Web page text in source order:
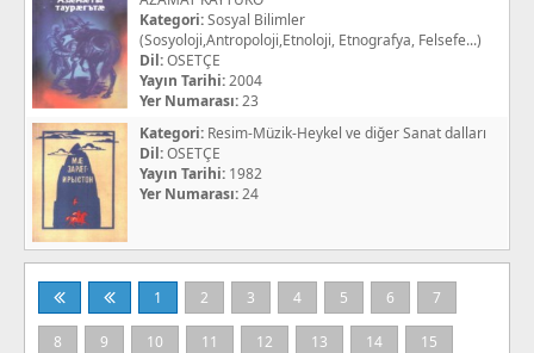
Kategori:Sosyal Bilimler
(Sosyoloji,Antropoloji,Etnoloji, Etnografya, Felsefe...)
Dil:OSETÇE
Yayın Tarihi:2004
Yer Numarası:23
Kategori: Resim-Müzik-Heykel ve diğer Sanat dalları
Dil:OSETÇE
Yayın Tarihi: 1982
Yer Numarası:24
1 2 3 4 5 6 7
8 9 10 11 12 13 14 15